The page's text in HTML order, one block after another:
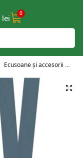
lei 0
Ecusoane și accesorii